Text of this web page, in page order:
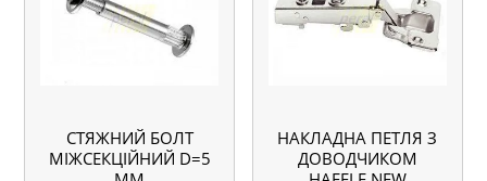
СТЯЖНИЙ БОЛТ
МІЖСЕКЦІЙНИЙ D=5
НАКЛАДНА ПЕТЛЯ З
ДОВОДЧИКОМ